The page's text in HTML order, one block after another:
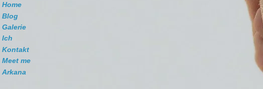
Home
Blog
Galerie
Ich
Kontakt
Meet me
Arkana